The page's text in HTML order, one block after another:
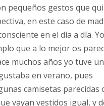
pequeños gestos que
en este caso de
en el día a día.
que a lo mejor os
muchos años yo tuve
en verano, pues
camisetas parecidas
vayan vestidos igual, y